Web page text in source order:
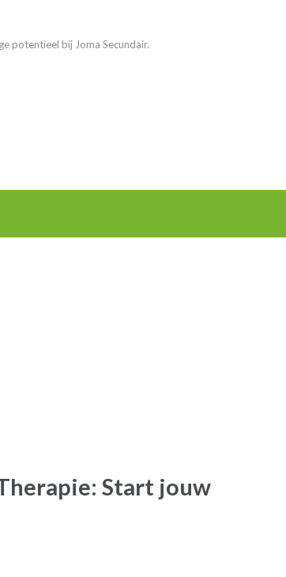
potentieel bij Joma Secundair.
Start jouw